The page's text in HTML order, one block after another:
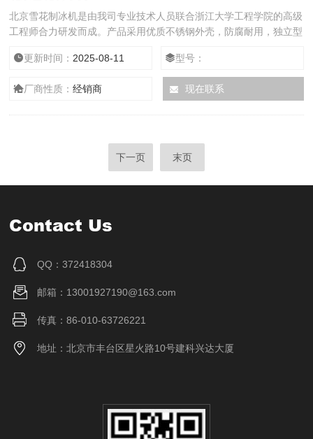
北京雪花制冰机是由我司专业技术人员联合浙江大学工程学院的高级
工程师合力研发而成。产品采用优质不锈钢外壳，防腐耐用，独立型
本产品投入市场以来，深受广大用户的信赖，产冰量从20L/24h-
300L/h都有相应的型号，可以满足不同客户的需求
更新时间： 2025-08-11 型号：
厂商性质：经销商 现在联系
下一页 末页
Contact Us
QQ：372418304
邮箱：13001927190@163.com
传真：86-010-63726221
地址：北京市丰台区星火路10号建科兴达大厦